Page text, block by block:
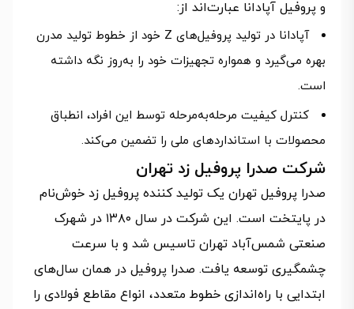
و پروفیل آپادانا عبارت‌اند از:
آپادانا در تولید پروفیل‌های Z خود از خطوط تولید مدرن
بهره می‌گیرد و همواره تجهیزات خود را به‌روز نگه داشته
است.
کنترل کیفیت مرحله‌به‌مرحله توسط این افراد، انطباق
محصولات با استانداردهای ملی را تضمین می‌کند.
شرکت صدرا پروفیل زد تهران
صدرا پروفیل تهران یک تولید کننده پروفیل زد خوش‌نام
در پایتخت است. این شرکت در سال ۱۳۸۰ در شهرک
صنعتی شمس‌آباد تهران تاسیس شد و با سرعت
چشمگیری توسعه یافت. صدرا پروفیل در همان سال‌های
ابتدایی با راه‌اندازی خطوط متعدد، انواع مقاطع فولادی را